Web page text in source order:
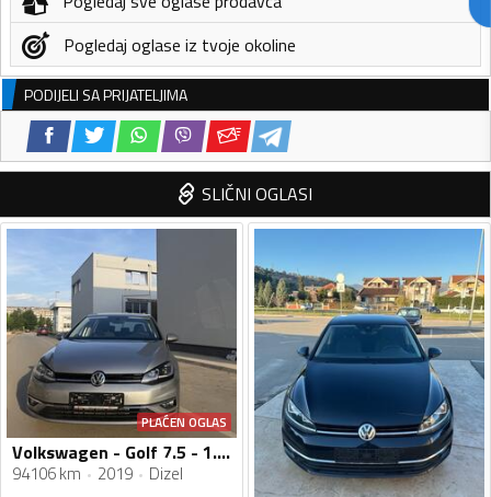
Pogledaj oglase iz tvoje okoline
PODIJELI SA PRIJATELJIMA
SLIČNI OGLASI
PLAĆEN OGLAS
Volkswagen - Golf 7.5 - 1.6 TDI
94106 km 2019 Dizel